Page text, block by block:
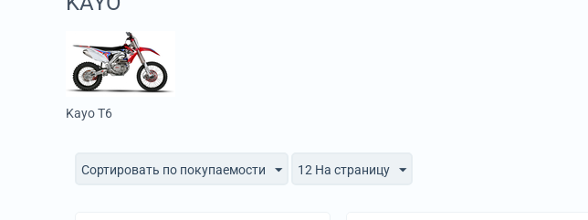
Kayo T6
Сортировать по покупаемости 12 На страницу